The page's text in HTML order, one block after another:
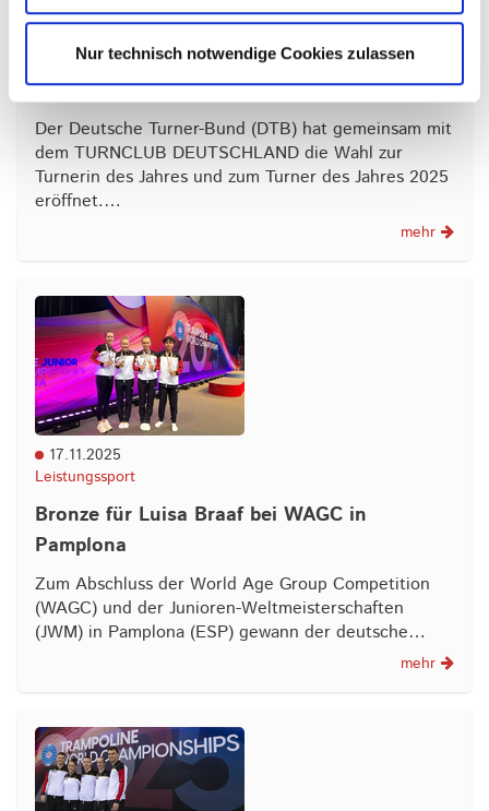
Nur technisch notwendige Cookies zulassen
Abstimmung zu Turnerin und Turner des
Jahres 2025 gestartet - Matthias Schuldt
unter den Nominierten
Der Deutsche Turner-Bund (DTB) hat gemeinsam mit
dem TURNCLUB DEUTSCHLAND die Wahl zur
Turnerin des Jahres und zum Turner des Jahres 2025
eröffnet.…
mehr
17.11.2025
Leistungssport
Bronze für Luisa Braaf bei WAGC in
Pamplona
Zum Abschluss der World Age Group Competition
(WAGC) und der Junioren-Weltmeisterschaften
(JWM) in Pamplona (ESP) gewann der deutsche…
mehr